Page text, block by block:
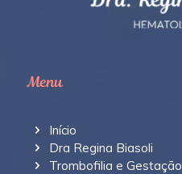
Menu
Início
Dra Regina Biasoli
Trombofilia e Gestação